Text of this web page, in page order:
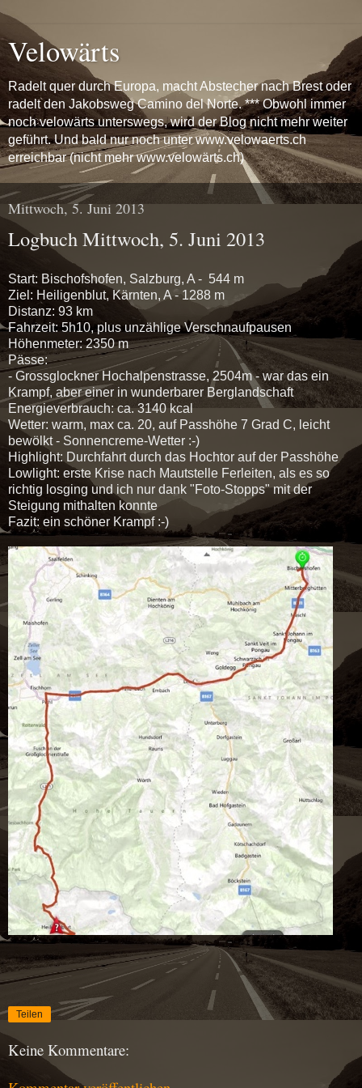
Velowärts
Radelt quer durch Europa, macht Abstecher nach Brest oder
radelt den Jakobsweg Camino del Norte. *** Obwohl immer
noch velowärts unterswegs, wird der Blog nicht mehr weiter
geführt. Und bald nur noch unter www.velowaerts.ch
erreichbar (nicht mehr www.velowärts.ch)
Mittwoch, 5. Juni 2013
Logbuch Mittwoch, 5. Juni 2013
Start: Bischofshofen, Salzburg, A - 544 m
Ziel: Heiligenblut, Kärnten, A - 1288 m
Distanz: 93 km
Fahrzeit: 5h10, plus unzählige Verschnaufpausen
Höhenmeter: 2350 m
Pässe:
- Grossglockner Hochalpenstrasse, 2504m - war das ein
Krampf, aber einer in wunderbarer Berglandschaft
Energieverbrauch: ca. 3140 kcal
Wetter: warm, max ca. 20, auf Passhöhe 7 Grad C, leicht
bewölkt - Sonnencreme-Wetter :-)
Highlight: Durchfahrt durch das Hochtor auf der Passhöhe
Lowlight: erste Krise nach Mautstelle Ferleiten, als es so
richtig losging und ich nur dank "Foto-Stopps" mit der
Steigung mithalten konnte
Fazit: ein schöner Krampf :-)
Teilen
Keine Kommentare: